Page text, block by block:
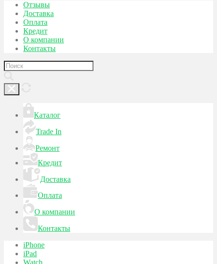
Отзывы
Доставка
Оплата
Кредит
О компании
Контакты
Каталог
Trade In
Ремонт
Кредит
Доставка
Оплата
О компании
Контакты
iPhone
iPad
Watch